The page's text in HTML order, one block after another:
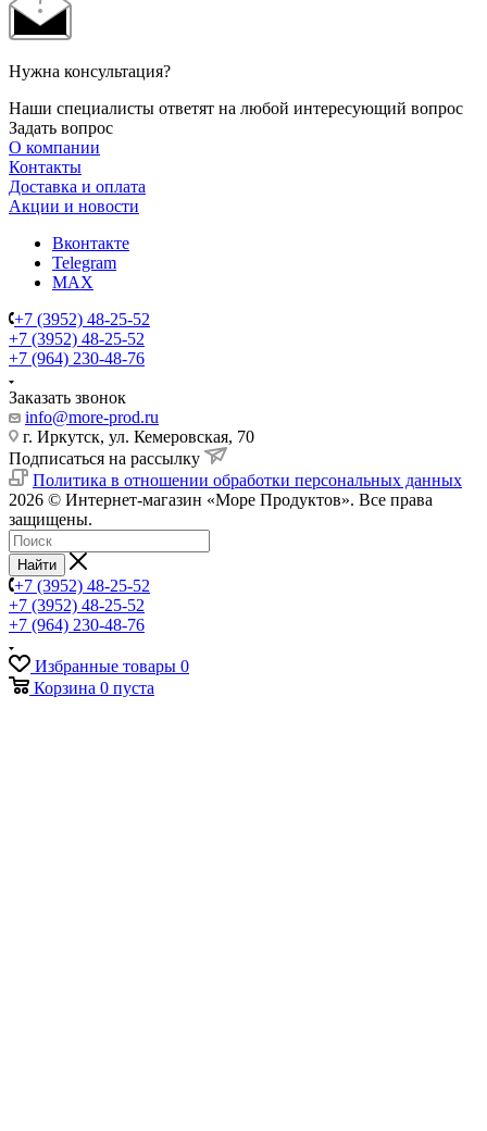
Нужна консультация?
Наши специалисты ответят на любой интересующий вопрос
Задать вопрос
О компании
Контакты
Доставка и оплата
Акции и новости
Вконтакте
Telegram
MAX
+7 (3952) 48-25-52
+7 (3952) 48-25-52
+7 (964) 230-48-76
Заказать звонок
info@more-prod.ru
г. Иркутск, ул. Кемеровская, 70
Подписаться на рассылку
Политика в отношении обработки персональных данных
2026 © Интернет-магазин «Море Продуктов». Все права
защищены.
Найти
+7 (3952) 48-25-52
+7 (3952) 48-25-52
+7 (964) 230-48-76
Избранные товары 0
Корзина 0 пуста